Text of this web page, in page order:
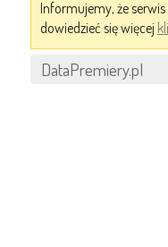
Informujemy, że
dowiedzieć się więcej
DataPremiery.pl